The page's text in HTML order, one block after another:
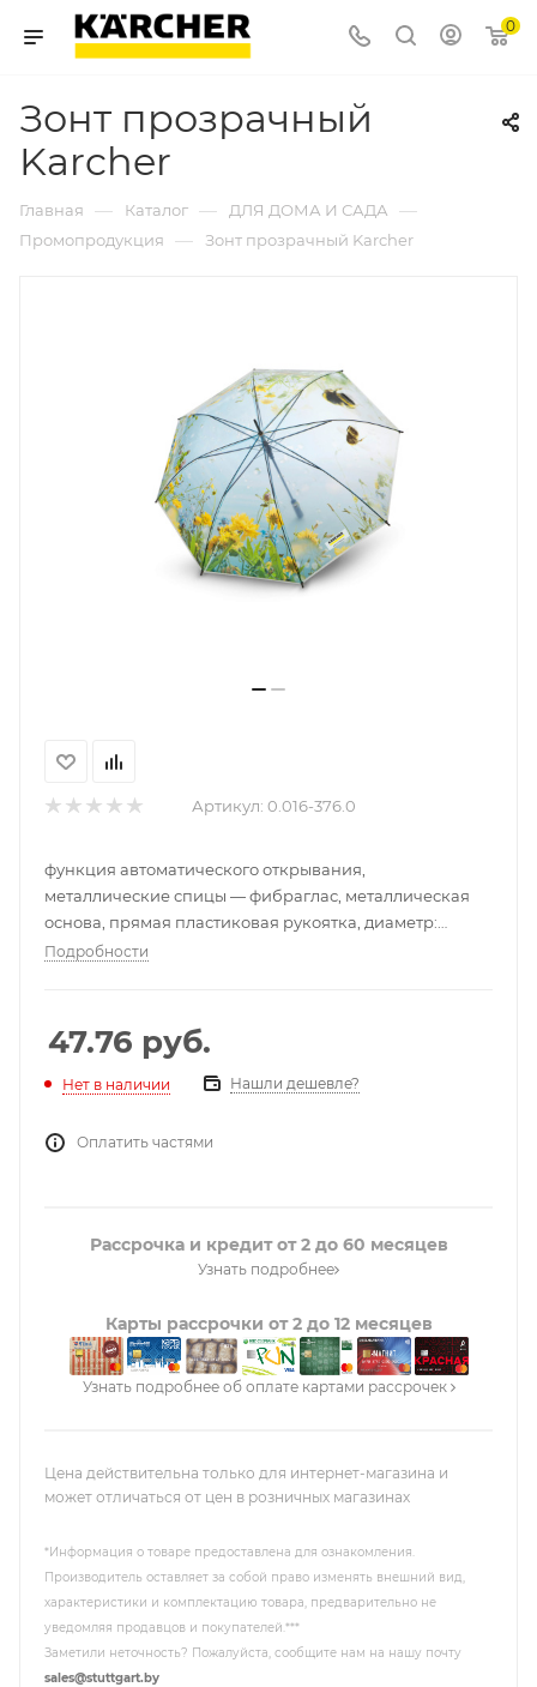
0
Зонт прозрачный
Karcher
Главная — Каталог — ДЛЯ ДОМА И САДА —
Промопродукция — Зонт прозрачный Karcher
Артикул: 0.016-376.0
функция автоматического открывания,
металлические спицы — фибраглас, металлическая
основа, прямая пластиковая рукоятка, диаметр:
примерно 105 см
Подробности
47.76 руб.
Нет в наличии Нашли дешевле?
Оплатить частями
Рассрочка и кредит от 2 до 60 месяцев
Узнать подробнее
Карты рассрочки от 2 до 12 месяцев
Узнать подробнее об оплате картами рассрочек
Цена действительна только для интернет-магазина и
может отличаться от цен в розничных магазинах
*Информация о товаре предоставлена для ознакомления.
Производитель оставляет за собой право изменять внешний вид,
характеристики и комплектацию товара, предварительно не
уведомляя продавцов и покупателей.***
Заметили неточность? Пожалуйста, сообщите нам на нашу почту
sales@stuttgart.by